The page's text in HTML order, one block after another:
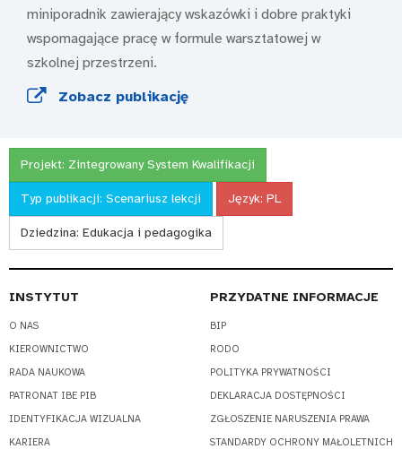
miniporadnik zawierający wskazówki i dobre praktyki
wspomagające pracę w formule warsztatowej w
szkolnej przestrzeni.
Zobacz publikację
Projekt: Zintegrowany System Kwalifikacji
Typ publikacji: Scenariusz lekcji Język: PL
Dziedzina: Edukacja i pedagogika
INSTYTUT
O NAS
KIEROWNICTWO
RADA NAUKOWA
PATRONAT IBE PIB
IDENTYFIKACJA WIZUALNA
KARIERA
PRZYDATNE INFORMACJE
BIP
RODO
POLITYKA PRYWATNOŚCI
DEKLARACJA DOSTĘPNOŚCI
ZGŁOSZENIE NARUSZENIA PRAWA
STANDARDY OCHRONY MAŁOLETNICH